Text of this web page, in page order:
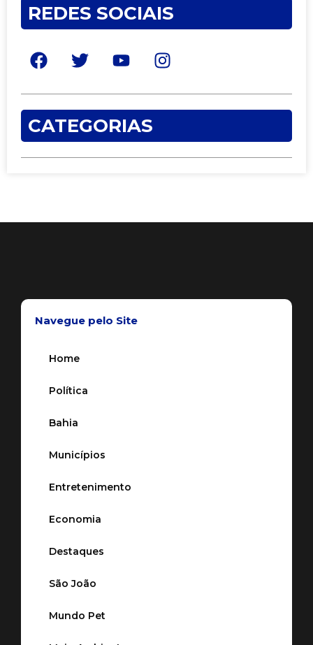
REDES SOCIAIS
CATEGORIAS
Navegue pelo Site
Home
Política
Bahia
Municípios
Entretenimento
Economia
Destaques
São João
Mundo Pet